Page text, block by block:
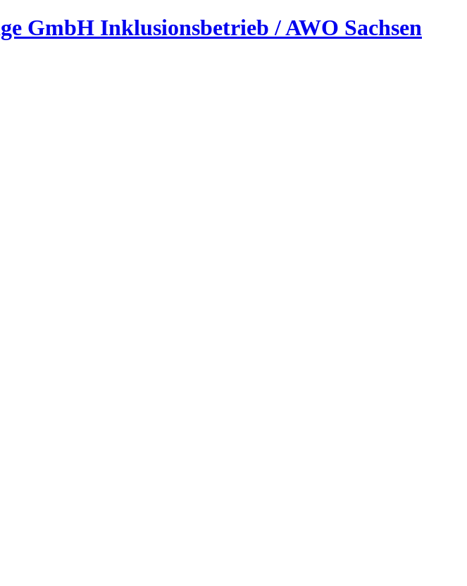
Inklusionsbetrieb / AWO Sachsen